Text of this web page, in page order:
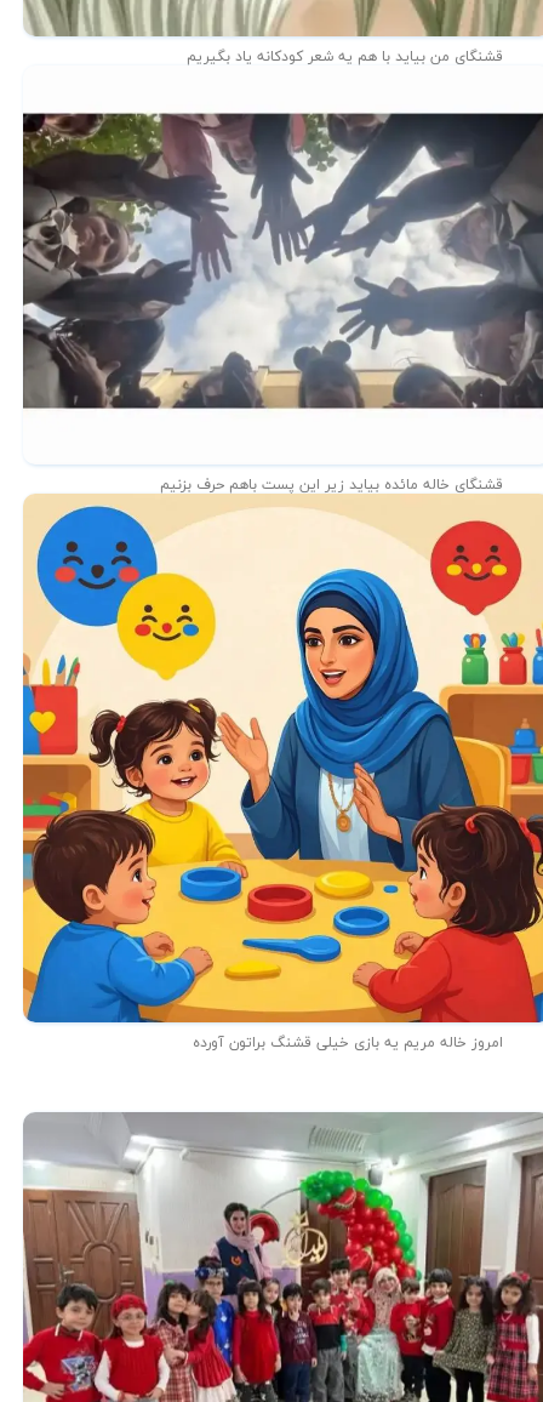
قشنگای من بيايد با هم یه شعر کودکانه ياد بگیریم
قشنگای خاله مائده بیاید زیر این پست باهم حرف بزنیم
امروز خاله مریم یه بازی خیلی قشنگ براتون آورده